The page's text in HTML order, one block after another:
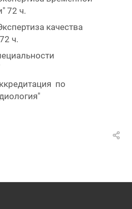
72 ч.
качества
ч.
по